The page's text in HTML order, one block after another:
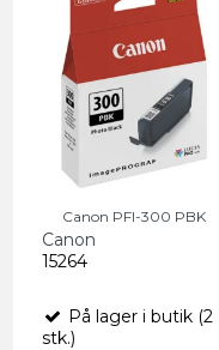
Canon PFI-300 PBK
Canon
15264
På lager i butik (2
stk.)